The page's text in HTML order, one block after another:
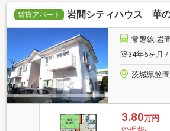
賃貸アパート 岩間シティハウス 華
常磐線 岩
築34年6ヶ月 /
茨城県笠
3.80万円